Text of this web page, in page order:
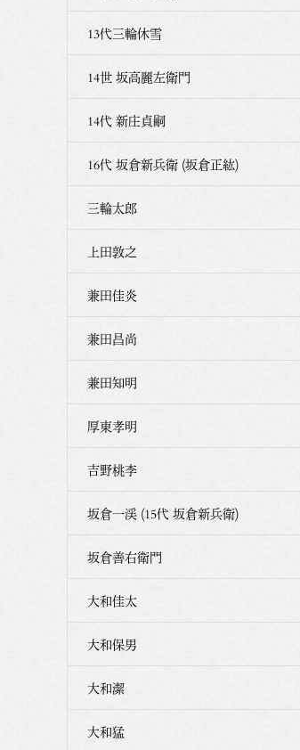
13代三輪休雪
14世 坂高麗左衛門
14代 新庄貞嗣
16代 坂倉新兵衛 (坂倉正紘)
三輪太郎
上田敦之
兼田佳炎
兼田昌尚
兼田知明
厚東孝明
吉野桃李
坂倉一渓 (15代 坂倉新兵衛)
坂倉善右衛門
大和佳太
大和保男
大和潔
大和猛